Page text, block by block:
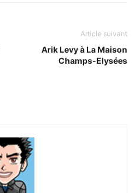
Article suivant
Arik Levy à La Maison
Champs-Elysées